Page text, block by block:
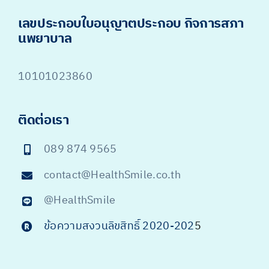
เลขประกอบใบอนุญาตประกอบ กิจการสภา
นพยาบาล
10101023860
ติดต่อเรา
089 874 9565
contact@HealthSmile.co.th
@HealthSmile
ข้อความสงวนลิขสิทธิ์ 2020-2025